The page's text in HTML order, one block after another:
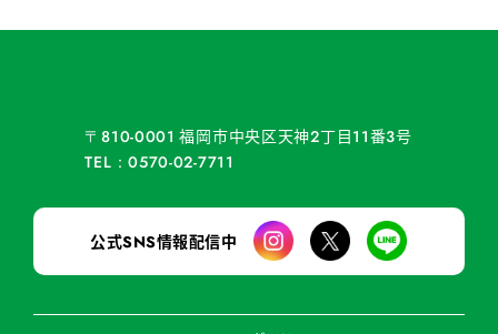
〒810-0001 福岡市中央区天神2丁目11番3号
TEL：0570-02-7711
公式SNS情報配信中